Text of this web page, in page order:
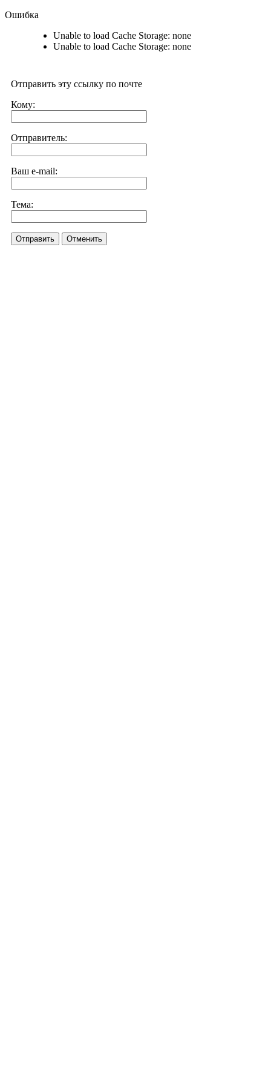
Ошибка
Unable to load Cache Storage: none
Unable to load Cache Storage: none
Отправить эту ссылку по почте
Кому:
Отправитель:
Ваш e-mail:
Тема:
Отправить Отменить